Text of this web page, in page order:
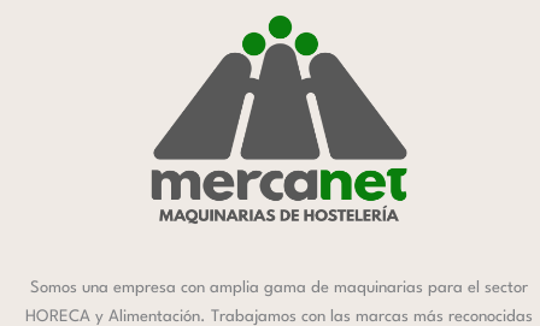
Somos una empresa con amplia gama de maquinarias para el sector
HORECA y Alimentación. Trabajamos con las marcas más reconocidas